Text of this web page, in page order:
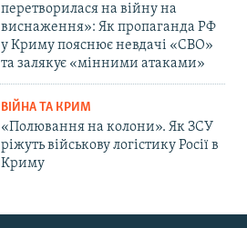
перетворилася на війну на
виснаження»: Як пропаганда РФ
у Криму пояснює невдачі «СВО»
та залякує «мінними атаками»
ВІЙНА ТА КРИМ
«Полювання на колони». Як ЗСУ
ріжуть військову логістику Росії в
Криму